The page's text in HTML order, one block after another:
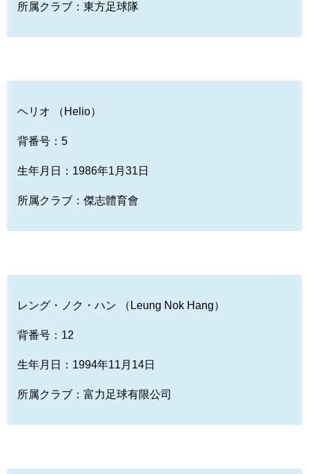
所属クラブ：東方足球隊
ヘリオ （Helio）
背番号：5
生年月日：1986年1月31日
所属クラブ：傑志體育會
レング・ノク・ハン （Leung Nok Hang）
背番号：12
生年月日：1994年11月14日
所属クラブ：富力足球有限公司